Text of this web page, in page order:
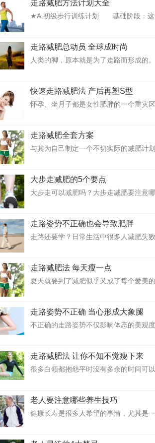
走路减肥方法计划大全
★A.初级步行训练计划 基础阶段：这
走路减肥总动员 全球成时尚
人类的脚，原本就是为了走路而形成的
快速走路减肥法 产后再塑S型
怀孕、坐月子都是女性肥胖的一个重灾
走路减肥全套方案
与其为自己制定一个不切实际的减肥计
大步走减肥的5个要点
大步走可以减肥吗？大步走减肥要注意
走路姿势不正确也会导致肥胖
走路还要学？日常生活中很多人减肥失
走路减肥法 每天瘦一点
夏天就要到了减肥似乎又成了每个爱美
走路姿势不正确 当心形成大象腿
不正确的走路姿势不仅影响体态的美观
走路减肥法 让你不知不觉瘦下来
很多白领都抱怨平时没有多余的时间可
老人要注意哪些养生技巧
健康长寿是很多人希望的事情，尤其是